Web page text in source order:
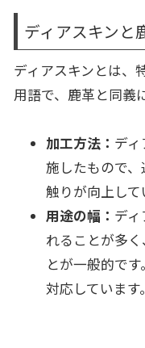
ディアスキンと
ディアスキンとは、
用語で、鹿革と同義
加工方法： デ
施したもので
触りが向上して
用途の幅： デ
れることが多
とが一般的で
対応しています。